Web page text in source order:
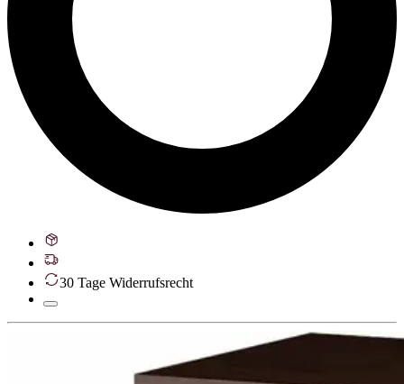
30 Tage Widerrufsrecht